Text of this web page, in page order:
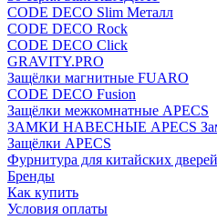
CODE DECO Slim Металл
CODE DECO Rock
CODE DECO Click
GRAVITY.PRO
Защёлки магнитные FUARO
CODE DECO Fusion
Защёлки межкомнатные APECS
ЗАМКИ НАВЕСНЫЕ APECS
Защёлки APECS
Фурнитура для китайских дверей
Бренды
Как купить
Условия оплаты